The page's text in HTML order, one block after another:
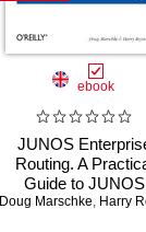
ebook
JUNOS
Routing. A
Guide to JUNOS
Software and
Doug Marschke, Harry